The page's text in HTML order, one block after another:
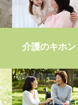
介護のキホン